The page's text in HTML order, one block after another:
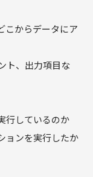
こからデータにア
ト、出力項目な
行しているのか
ョンを実行したか